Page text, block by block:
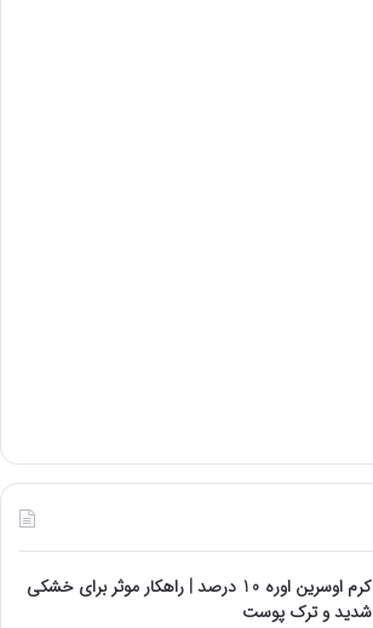
کرم اوسرین اوره 10 درصد | راهکار موثر برای خشکی
شدید و ترک پوست